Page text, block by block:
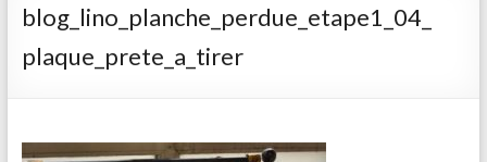
blog_lino_planche_perdue_etape1_04_
plaque_prete_a_tirer